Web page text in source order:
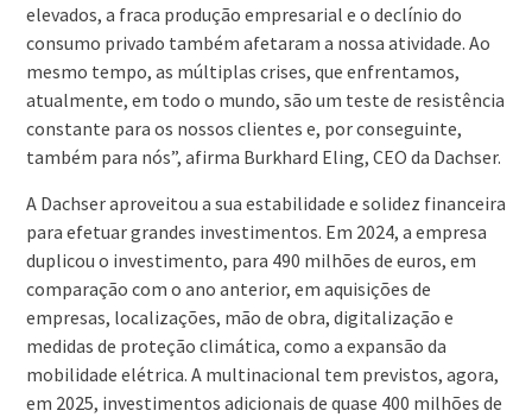
elevados, a fraca produção empresarial e o declínio do
consumo privado também afetaram a nossa atividade. Ao
mesmo tempo, as múltiplas crises, que enfrentamos,
atualmente, em todo o mundo, são um teste de resistência
constante para os nossos clientes e, por conseguinte,
também para nós”, afirma Burkhard Eling, CEO da Dachser.
A Dachser aproveitou a sua estabilidade e solidez financeira
para efetuar grandes investimentos. Em 2024, a empresa
duplicou o investimento, para 490 milhões de euros, em
comparação com o ano anterior, em aquisições de
empresas, localizações, mão de obra, digitalização e
medidas de proteção climática, como a expansão da
mobilidade elétrica. A multinacional tem previstos, agora,
em 2025, investimentos adicionais de quase 400 milhões de